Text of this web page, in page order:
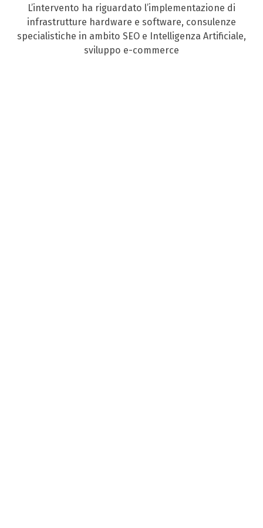
L’intervento ha riguardato l’implementazione di
infrastrutture hardware e software, consulenze
specialistiche in ambito SEO e Intelligenza Artificiale,
sviluppo e-commerce